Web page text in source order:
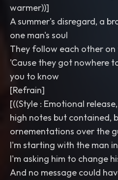
warmer))]
A summer's disregard, a
one man's soul
They follow each other
'Cause they got nowhere
you to know
​[Refrain]
[((Style : Emotional
high notes but contained,
ornementations over the
I'm starting with the man
I'm asking him to change
And no message could